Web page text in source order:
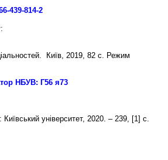
439-814-2
Київ, 2019, 82 с.
Режим
НБУВ: Г56 я73
університет, 2020. – 239, [1] с.